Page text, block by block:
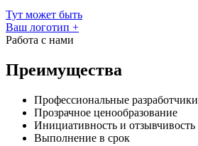
Тут может быть
Ваш логотип +
Работа с нами
Преимущества
Профессиональные разработчики
Прозрачное ценообразование
Инициативность и отзывчивость
Выполнение в срок